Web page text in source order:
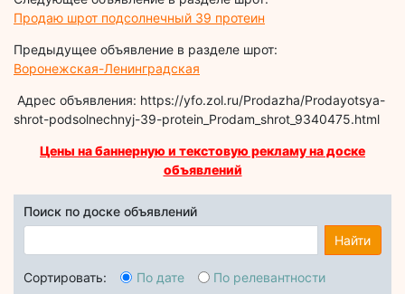
Продаю шрот подсолнечный 39 протеин
Предыдущее объявление в разделе шрот:
Воронежская-Ленинградская
Адрес объявления: https://yfo.zol.ru/Prodazha/Prodayotsya-
shrot-podsolnechnyj-39-protein_Prodam_shrot_9340475.html
Цены на баннерную и текстовую рекламу на доске
объявлений
Поиск по доске объявлений
Найти
Сортировать: По дате По релевантности